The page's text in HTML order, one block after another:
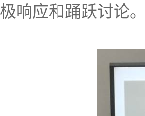
极响应和踊跃讨论。